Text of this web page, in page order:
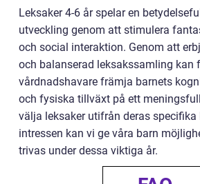
Leksaker 4-6 år spelar en
utveckling genom att stimulera
och social interaktion. Genom att
och balanserad leksakssamling kan
vårdnadshavare främja barnets
och fysiska tillväxt på ett
välja leksaker utifrån deras specifika
intressen kan vi ge våra barn
trivas under dessa viktiga år.